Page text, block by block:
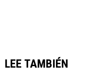
LEE TAMBIÉN